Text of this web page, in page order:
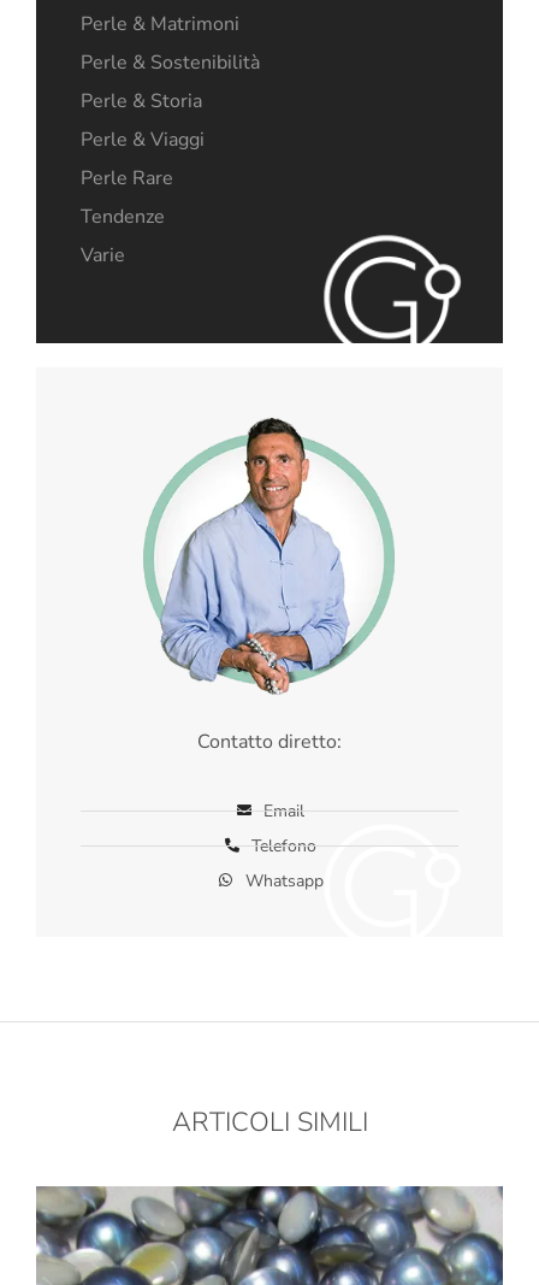
Perle & Matrimoni
Perle & Sostenibilità
Perle & Storia
Perle & Viaggi
Perle Rare
Tendenze
Varie
Contatto diretto:
Email
Telefono
Whatsapp
ARTICOLI SIMILI